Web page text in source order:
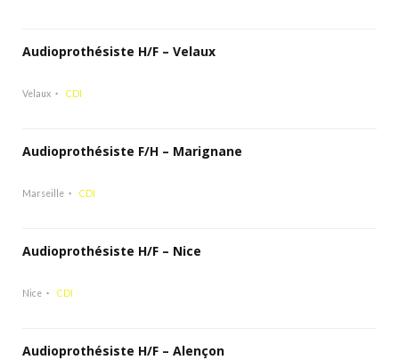
Audioprothésiste H/F – Velaux
Velaux CDI
Audioprothésiste F/H – Marignane
Marseille CDI
Audioprothésiste H/F – Nice
Nice CDI
Audioprothésiste H/F – Alençon